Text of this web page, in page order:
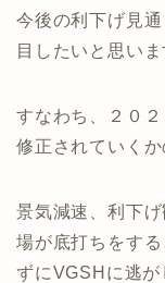
今後の利下げ見
目したいと思いま
すなわち、２０
修正されていくか
景気減速、利下
場が底打ちをす
ずにVGSHに逃が